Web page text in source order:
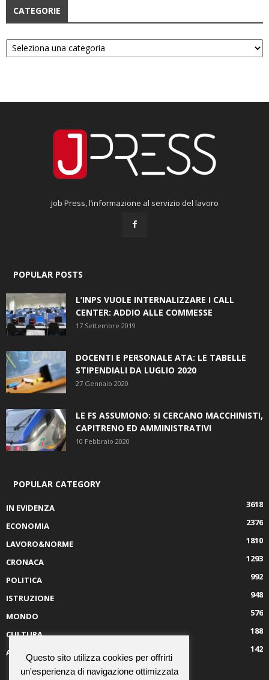
CATEGORIE
Categorie
Job Press, l’informazione al servizio del lavoro
POPULAR POSTS
L’INPS VUOLE INTERNALIZZARE I CALL
CENTER: ADDIO ALLE COMMESSE
17 Settembre 2019
DOCENTI E PERSONALE ATA: LE TABELLE
STIPENDIALI DA LUGLIO 2020
27 Gennaio 2020
LE FS ASSUMONO: SI CERCANO MACCHINISTI,
CAPITRENO ED AMMINISTRATIVI
10 Febbraio 2020
POPULAR CATEGORY
IN EVIDENZA
3618
ECONOMIA
2376
LAVORO&NORME
1810
CRONACA
1293
POLITICA
992
ISTRUZIONE
948
MONDO
576
CULTURA
188
AMBIENTE
142
Questo sito utilizza cookies per offrirti
un'esperienza di navigazione ottimizzata